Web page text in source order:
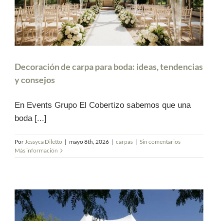
Decoración de carpa para boda: ideas, tendencias
y consejos
En Events Grupo El Cobertizo sabemos que una
boda [...]
PorJessyca Diletto | mayo 8th, 2026 | carpas | Sin comentarios
Más información